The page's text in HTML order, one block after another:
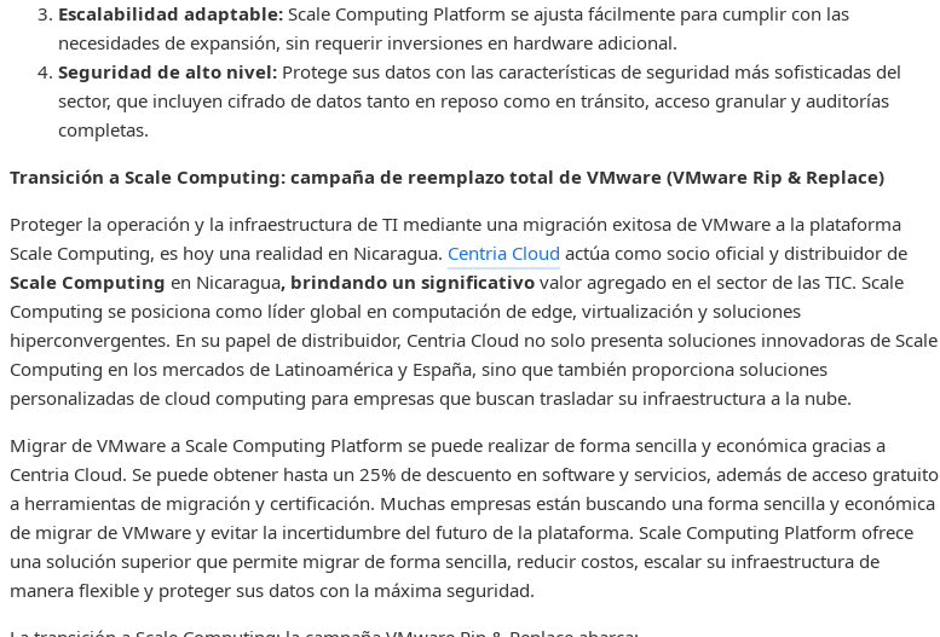
Escalabilidad adaptable: Scale Computing Platform se ajusta fácilmente para cumplir con las
necesidades de expansión, sin requerir inversiones en hardware adicional.
Seguridad de alto nivel: Protege sus datos con las características de seguridad más sofisticadas del
sector, que incluyen cifrado de datos tanto en reposo como en tránsito, acceso granular y auditorías
completas.
Transición a Scale Computing: campaña de reemplazo total de VMware (VMware Rip & Replace)
Proteger la operación y la infraestructura de TI mediante una migración exitosa de VMware a la plataforma
Scale Computing, es hoy una realidad en Nicaragua. Centria Cloud actúa como socio oficial y distribuidor de
Scale Computing en Nicaragua, brindando un significativo valor agregado en el sector de las TIC. Scale
Computing se posiciona como líder global en computación de edge, virtualización y soluciones
hiperconvergentes. En su papel de distribuidor, Centria Cloud no solo presenta soluciones innovadoras de Scale
Computing en los mercados de Latinoamérica y España, sino que también proporciona soluciones
personalizadas de cloud computing para empresas que buscan trasladar su infraestructura a la nube.
Migrar de VMware a Scale Computing Platform se puede realizar de forma sencilla y económica gracias a
Centria Cloud. Se puede obtener hasta un 25% de descuento en software y servicios, además de acceso gratuito
a herramientas de migración y certificación. Muchas empresas están buscando una forma sencilla y económica
de migrar de VMware y evitar la incertidumbre del futuro de la plataforma. Scale Computing Platform ofrece
una solución superior que permite migrar de forma sencilla, reducir costos, escalar su infraestructura de
manera flexible y proteger sus datos con la máxima seguridad.